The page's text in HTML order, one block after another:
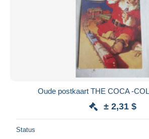
Zahlungsmethoden
Banküberweisung
Mastercard
Bancontact
Wohnsitz des Verkäufers
Oude postkaart THE COCA -
± 2,31 $
Status